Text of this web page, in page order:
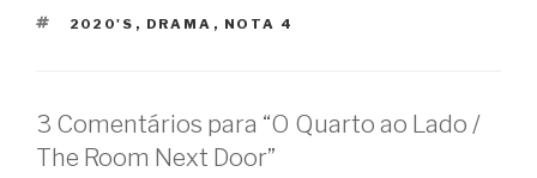
TAGS
2020'S , DRAMA , NOTA 4
3 Comentários para “O Quarto ao Lado /
The Room Next Door”